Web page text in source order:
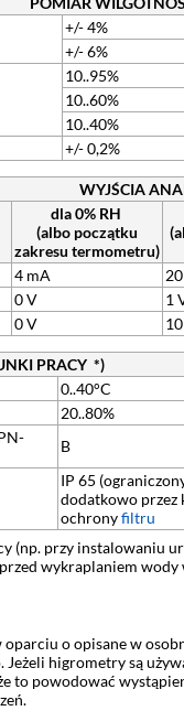
+/- 4%
+/- 6%
10..95%
10..60%
10..40%
+/- 0,2%
WYJŚCIA
dla 0% RH
(albo początku
zakresu termometru)
4 mA
0 V 1
0 V
PRACY *)
0..40°C
20..80%
B
IP 65
dodatkowo przez
ochronyfiltru
(np. przy
wykraplaniem
oparciu o opisane w
higrometry są
to powodować